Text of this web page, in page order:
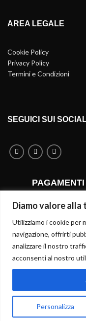
Diamo valore alla
Utilizziamo i cookie per
navigazione, offrirti
analizzare il nostro
acconsenti al nostro
Personalizza
AREA LEGALE
Cookie Policy
Privacy Policy
Termini e Condizioni
SEGUICI SUI
SPEDIZIONI
Negozio